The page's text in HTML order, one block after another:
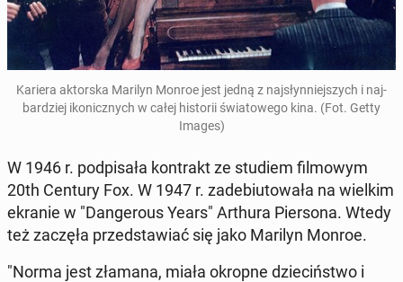
Kariera ak­tor­ska Marilyn Monroe jest jedną z naj­słyn­niej­szych i naj­
bar­dziej iko­nicz­nych w całej hi­sto­rii świa­to­we­go kina. (Fot. Getty
Images)
W 1946 r. pod­pi­sa­ła kon­trakt ze studiem fil­mo­wym
20th Century Fox. W 1947 r. za­de­biu­to­wa­ła na wielkim
ekranie w "Dan­ge­ro­us Years" Arthura Pier­so­na. Wtedy
też zaczęła przed­sta­wiać się jako Marilyn Monroe.
"Norma jest złamana, miała okropne dzie­ciń­stwo i